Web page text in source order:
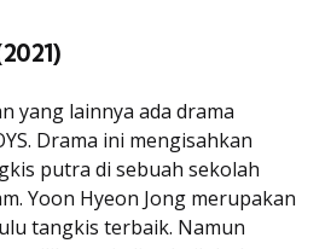
yang lainnya ada drama
Drama ini mengisahkan
putra di sebuah sekolah
Yoon Hyeon Jong merupakan
tangkis terbaik. Namun